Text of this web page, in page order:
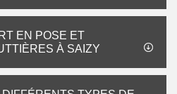
EN POSE ET
À SAIZY